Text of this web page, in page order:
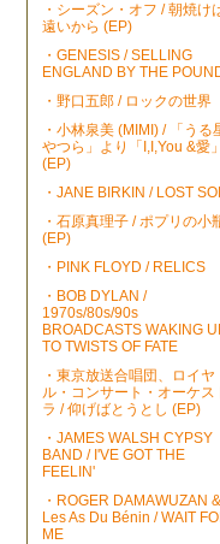
・シーズン・オフ / 朝焼け
遠いから (EP)
・GENESIS / SELLING
ENGLAND BY THE
・野口五郎 / ロックの世界
・小林泉美 (MIMI) / 「うる
やつら」より「I,I,You &愛」
(EP)
・JANE BIRKIN / LOST
・石原真理子 / ポプリの小
(EP)
・PINK FLOYD / RELICS
・BOB DYLAN /
1970s/80s/90s
BROADCASTS WAKING
TO TWISTS OF FATE
・東京放送合唱団、ロイヤ
ル・コンサート・オーケス
ラ / 仰げばとうとし (EP)
・JAMES WALSH CYPSY
BAND / I'VE GOT THE
FEELIN'
・ROGER DAMAWUZAN &
Les As Du Bénin / WAIT
ME